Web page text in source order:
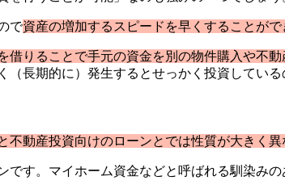
で資産の増加するスピードを早くすることがで
借りることで手元の資金を別の物件購入や不
長期的に）発生するとせっかく投資してい
不動産投資向けのローンとでは性質が大きく異
す。マイホーム資金などと呼ばれる馴染みの